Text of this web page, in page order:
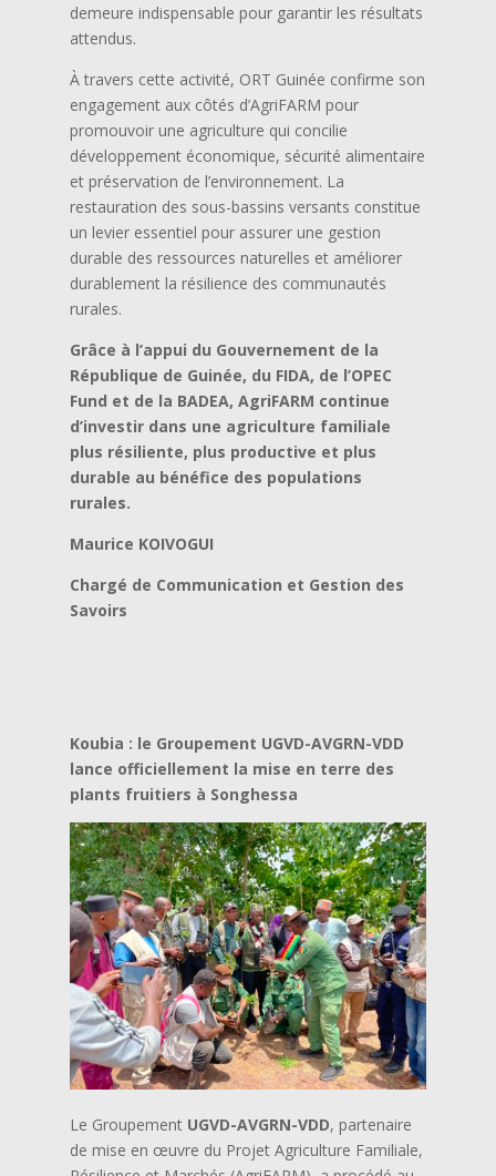
demeure indispensable pour garantir les résultats
attendus.
À travers cette activité, ORT Guinée confirme son
engagement aux côtés d’AgriFARM pour
promouvoir une agriculture qui concilie
développement économique, sécurité alimentaire
et préservation de l’environnement. La
restauration des sous-bassins versants constitue
un levier essentiel pour assurer une gestion
durable des ressources naturelles et améliorer
durablement la résilience des communautés
rurales.
Grâce à l’appui du Gouvernement de la
République de Guinée, du FIDA, de l’OPEC
Fund et de la BADEA, AgriFARM continue
d’investir dans une agriculture familiale
plus résiliente, plus productive et plus
durable au bénéfice des populations
rurales.
Maurice KOIVOGUI
Chargé de Communication et Gestion des
Savoirs
Koubia : le Groupement UGVD-AVGRN-VDD
lance officiellement la mise en terre des
plants fruitiers à Songhessa
Le Groupement UGVD-AVGRN-VDD, partenaire
de mise en œuvre du Projet Agriculture Familiale,